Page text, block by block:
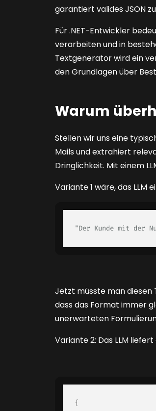
garantiert valides JSON
Für .NET-Entwickler
verarbeiten und in
Textgenerator wird ein
den Grundlagen über
Warum
Stellen wir uns eine
Mails und extrahiert
Dringlichkeit. Mit einem
Variante 1 wäre, das LLM
"Der Kunde mit der
Jetzt müsste man diesen
dass das Format immer
unerwarteten
Variante 2: Das LLM
{